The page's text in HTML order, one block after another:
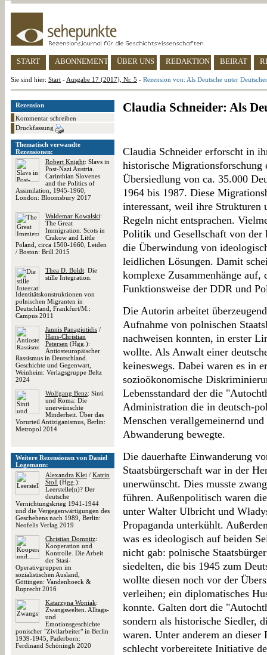
START ABONNEMENT ÜBER UNS REDAKTION BEIRAT
Sie sind hier: Start - Ausgabe 17 (2017), Nr. 5 - Rezension von: Als Deutsche unter
Rezension
Kommentar schreiben
Druckfassung
Thematisch verwandte
Rezensionen:
Robert Knight: Slavs in
Post-Nazi Austria.
Carinthian Slovenes
and the Politics of
Assimilation, 1945-1960,
London: Bloomsbury 2017
Waldemar Kowalski:
The Great
Immigration. Scots in
Crakow and Little
Poland, circa 1500-1660, Leiden
/ Boston: Brill 2015
Thea D. Boldt: Die
stille Integration.
Identitätskonstruktionen von
polnischen Migranten in
Deutschland, Frankfurt/M.:
Campus 2011
Jannis Panagiotidis /
Hans-Christian
Petersen (Hgg.):
Antiosteuropäischer
Rassismus in Deutschland.
Geschichte und Gegenwart,
Weinheim: Verlagsgruppe Beltz
2024
Wolfgang Benz: Sinti
und Roma: Die
unerwünschte
Minderheit. Über das
Vorurteil Antiziganismus, Berlin:
Metropol 2014
Weitere Rezensionen von Daniel
Logemann:
Alexandra Klei / Katrin
Stoll (Hgg.):
Leerstelle(n)? Der
deutsche
Vernichtungskrieg 1941-1944
und die Vergegenwärtigungen des
Geschehens nach 1989, Berlin:
Neofelis Verlag 2019
Christian Domnitz:
Kooperation und
Kontrolle. Die Arbeit
der Stasi-
Operativgruppen im
sozialistischen Ausland,
Göttingen: Vandenhoeck &
Ruprecht 2016
Katarzyna Woniak:
Zwangswelten. Alltags-
und
Emotionsgeschichte
ponischer "Zivilarbeiter" in Berlin
1939-1945, Paderborn:
Ferdinand Schöningh 2020
Claudia Schneider: Als
Claudia Schneider erforscht in
historische Migrationsforschung
Übersiedlung von ca. 35.000
1964 bis 1987. Diese
interessant, weil ihre Strukturen
Regeln nicht entsprachen.
Politik und Gesellschaft von der
die Überwindung von
leidlichen Lösungen. Damit
komplexe Zusammenhänge
Funktionsweise der DDR und
Die Autorin arbeitet
Aufnahme von polnischen
nachweisen konnten, in erster
wollte. Als Anwalt einer
keineswegs. Dabei waren es in
sozioökonomische
Lebensstandard der die
Administration die in deutsch-
Menschen verallgemeinernd
Abwanderung bewegte.
Die dauerhafte Einwanderung
Staatsbürgerschaft war in der
unerwünscht. Dies musste
führen. Außenpolitisch waren
unter Walter Ulbricht und
Propaganda unterkühlt.
was es ideologisch auf beiden
nicht gab: polnische
siedelten, die bis 1945 zum
wollte diesen noch vor der
verleihen; ein diplomatisches
konnte. Galten dort die
sondern als historische Siedler,
waren. Unter anderem an dieser
schlecht vorbereitete Initiative